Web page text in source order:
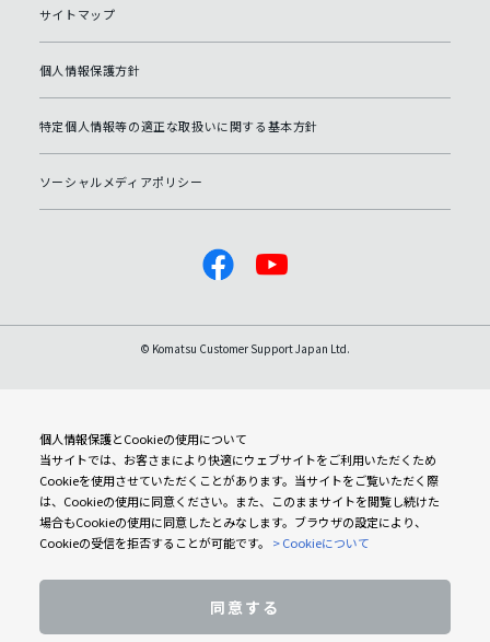
個人情報保護とCookieの使用について
当サイトでは、お客さまにより快適にウェブサイトをご利用いただくため
Cookieを使用させていただくことがあります。当サイトをご覧いただく際
は、Cookieの使用に同意ください。また、このままサイトを閲覧し続けた
場合もCookieの使用に同意したとみなします。ブラウザの設定により、
Cookieの受信を拒否することが可能です。 > Cookieについて
同意する
© Komatsu Customer Support Japan Ltd.
サイトマップ
個人情報保護方針
特定個人情報等の適正な取扱いに関する基本方針
ソーシャルメディアポリシー